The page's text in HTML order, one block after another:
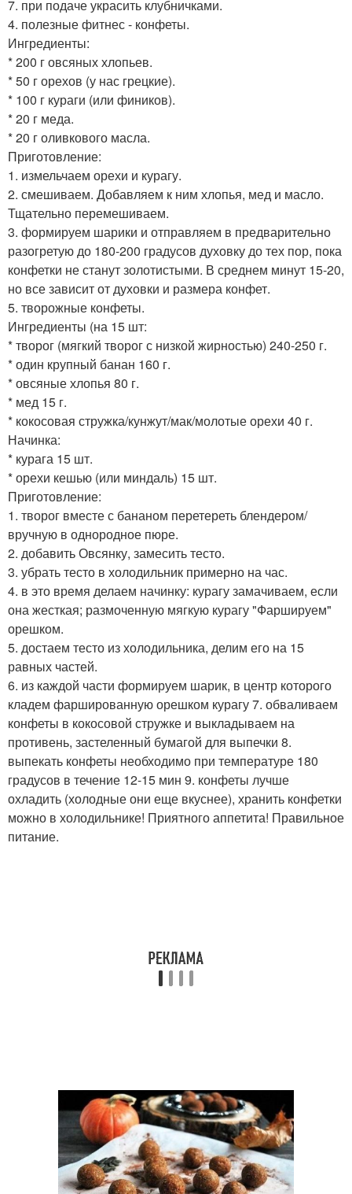
7. при подаче украсить клубничками.
4. полезные фитнес - конфеты.
Ингредиенты:
* 200 г овсяных хлопьев.
* 50 г орехов (у нас грецкие).
* 100 г кураги (или фиников).
* 20 г меда.
* 20 г оливкового масла.
Приготовление:
1. измельчаем орехи и курагу.
2. смешиваем. Добавляем к ним хлопья, мед и масло.
Тщательно перемешиваем.
3. формируем шарики и отправляем в предварительно
разогретую до 180-200 градусов духовку до тех пор, пока
конфетки не станут золотистыми. В среднем минут 15-20,
но все зависит от духовки и размера конфет.
5. творожные конфеты.
Ингредиенты (на 15 шт:
* творог (мягкий творог с низкой жирностью) 240-250 г.
* один крупный банан 160 г.
* овсяные хлопья 80 г.
* мед 15 г.
* кокосовая стружка/кунжут/мак/молотые орехи 40 г.
Начинка:
* курага 15 шт.
* орехи кешью (или миндаль) 15 шт.
Приготовление:
1. творог вместе с бананом перетереть блендером/
вручную в однородное пюре.
2. добавить Овсянку, замесить тесто.
3. убрать тесто в холодильник примерно на час.
4. в это время делаем начинку: курагу замачиваем, если
она жесткая; размоченную мягкую курагу "Фаршируем"
орешком.
5. достаем тесто из холодильника, делим его на 15
равных частей.
6. из каждой части формируем шарик, в центр которого
кладем фаршированную орешком курагу 7. обваливаем
конфеты в кокосовой стружке и выкладываем на
противень, застеленный бумагой для выпечки 8.
выпекать конфеты необходимо при температуре 180
градусов в течение 12-15 мин 9. конфеты лучше
охладить (холодные они еще вкуснее), хранить конфетки
можно в холодильнике! Приятного аппетита! Правильное
питание.